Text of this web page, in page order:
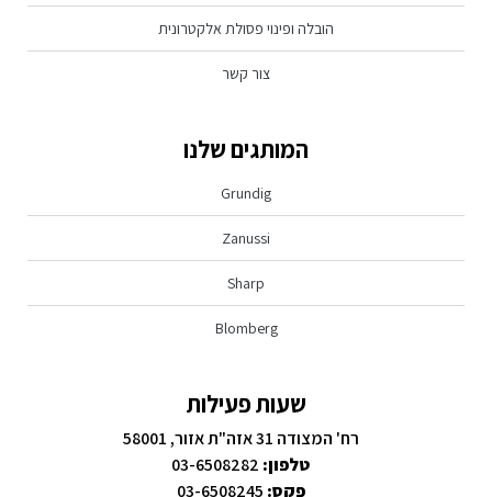
הובלה ופינוי פסולת אלקטרונית
צור קשר
המותגים שלנו
Grundig
Zanussi
Sharp
Blomberg
שעות פעילות
רח' המצודה 31 אזה"ת אזור, 58001
טלפון:
פקס: